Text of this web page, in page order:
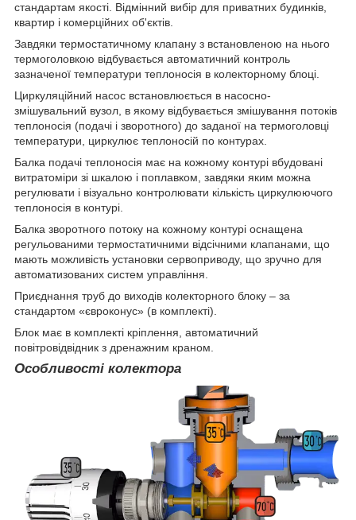
стандартам якості. Відмінний вибір для приватних будинків,
квартир і комерційних об'єктів.
Завдяки термостатичному клапану з встановленою на нього
термоголовкою відбувається автоматичний контроль
зазначеної температури теплоносія в колекторному блоці.
Циркуляційний насос встановлюється в насосно-
змішувальний вузол, в якому відбувається змішування потоків
теплоносія (подачі і зворотного) до заданої на термоголовці
температури, циркулює теплоносій по контурах.
Балка подачі теплоносія має на кожному контурі вбудовані
витратоміри зі шкалою і поплавком, завдяки яким можна
регулювати і візуально контролювати кількість циркулюючого
теплоносія в контурі.
Балка зворотного потоку на кожному контурі оснащена
регульованими термостатичними відсічними клапанами, що
мають можливість установки сервоприводу, що зручно для
автоматизованих систем управління.
Приєднання труб до виходів колекторного блоку – за
стандартом «євроконус» (в комплекті).
Блок має в комплекті кріплення, автоматичний
повітровідвідник з дренажним краном.
Особливості колектора